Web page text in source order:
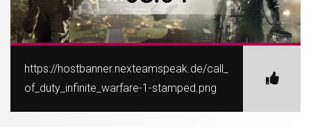
https://hostbanner.nexteamspeak.de/call_
of_duty_infinite_warfare-1-stamped.png